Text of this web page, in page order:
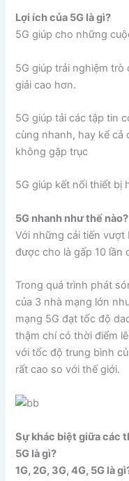
Lợi ích của 5G là gì?
5G giúp cho những
5G giúp trải nghiệm
giải cao hơn.
5G giúp tải các tập tin
cùng nhanh, hay kể cả
không gặp trục
5G giúp kết nối thiết bị
5G nhanh như thế nào?
Với những cải tiến
được cho là gấp 10 lần
Trong quá trình phát
của 3 nhà mạng lớn
mạng 5G đạt tốc độ
thậm chí có thời điểm
với tốc độ trung bình
rất cao so với thế giới.
Sự khác biệt giữa các
5G là gì?
1G, 2G, 3G, 4G, 5G là